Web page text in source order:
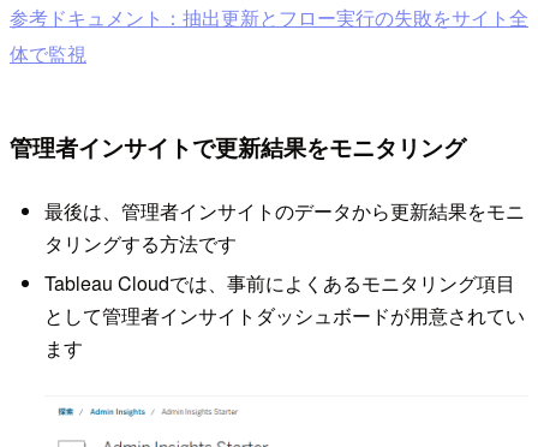
参考ドキュメント：抽出更新とフロー実行の失敗をサイト全
体で監視
管理者インサイトで更新結果をモニタリング
最後は、管理者インサイトのデータから更新結果をモニ
タリングする方法です
Tableau Cloudでは、事前によくあるモニタリング項目
として管理者インサイトダッシュボードが用意されてい
ます